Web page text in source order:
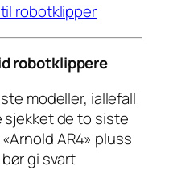
robotklipper
robotklippere
modeller, iallefall
sjekket de to siste
AR4» pluss
gi svart